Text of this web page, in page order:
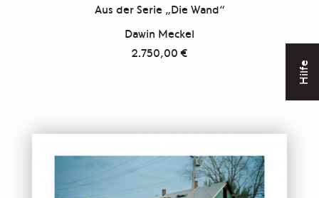
Hilfe
Aus der Serie „Die Wand“
Dawin Meckel
2.750,00€